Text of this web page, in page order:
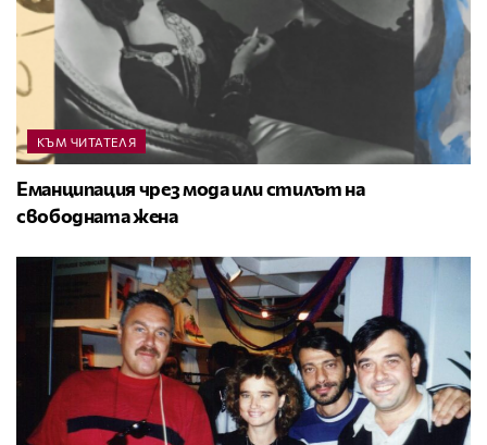
КЪМ ЧИТАТЕЛЯ
Еманципация чрез мода или стилът на
свободната жена